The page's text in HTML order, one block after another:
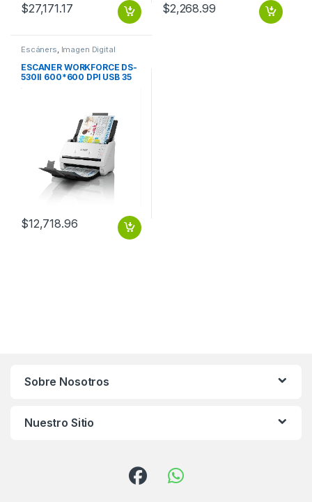
$27,171.17 $2,268.99
Escáners, Imagen Digital
ESCANER WORKFORCE DS-
530II 600*600 DPI USB 35
$12,718.96
Sobre Nosotros
Nuestro Sitio